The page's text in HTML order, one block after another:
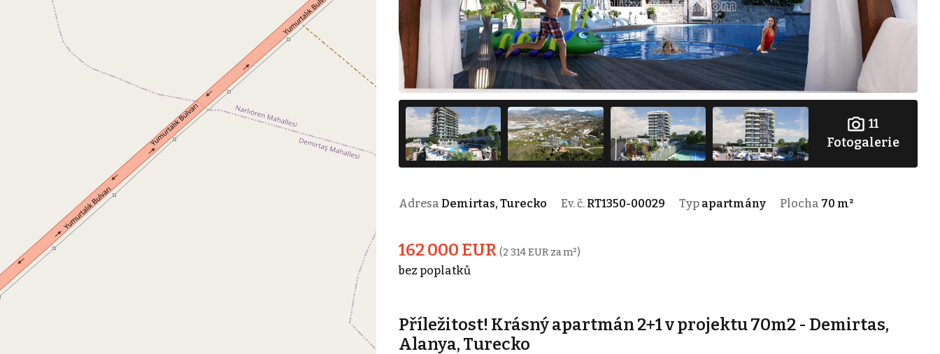
11
Fotogalerie
Adresa Demirtas, Turecko Ev. č. RT1350-00029 Typ apartmány Plocha 70 m²
162 000 EUR (2 314 EUR za m²)
bez poplatků
Příležitost! Krásný apartmán 2+1 v projektu 70m2 - Demirtas,
Alanya, Turecko